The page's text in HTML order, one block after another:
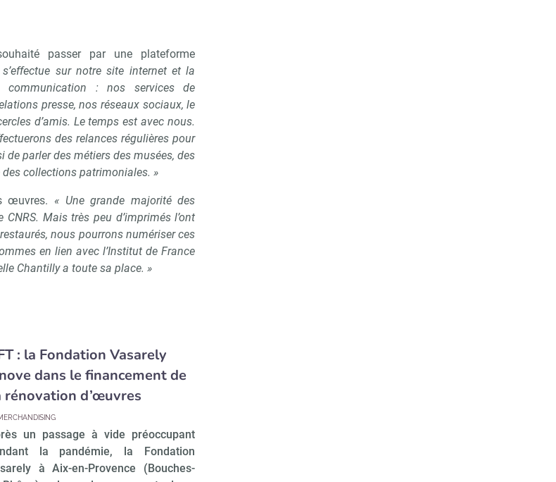
passer par une plateforme
s’effectue sur notre site internet et la
: nos services de
presse, nos réseaux sociaux, le
d’amis. Le temps est avec nous.
des relances régulières pour
parler des métiers des musées, des
des collections patrimoniales. »
œuvres. « Une grande majorité des
Mais très peu d’imprimés l’ont
nous pourrons numériser ces
en lien avec l’Institut de France
Chantilly a toute sa place. »
: la Fondation Vasarely
dans le financement de
rénovation d’œuvres
un passage à vide préoccupant
la pandémie, la Fondation
à Aix-en-Provence (Bouches-